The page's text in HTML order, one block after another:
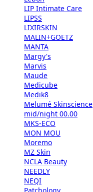
LIP Intimate Care
LIPSS
LIXIRSKIN
MALIN+GOETZ
MANTA
Margy's
Marvis
Maude
Medicube
Medik8
Melumé Skinscience
mid/night 00.00
MKS-ECO
MON MOU
Moremo
MZ Skin
NCLA Beauty
NEEDLY
NEQI